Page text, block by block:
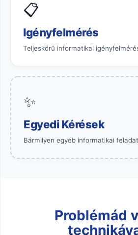
📋
Igényfelmérés
Teljeskörű informatikai
✨
Egyedi Kérések
Bármilyen egyéb informatikai
Problémád